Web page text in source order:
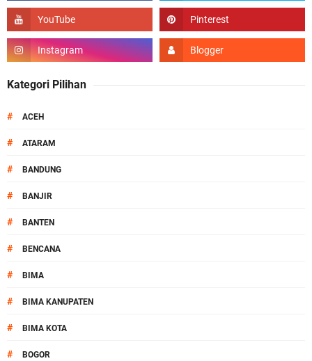
Kategori Pilihan
# ACEH
# ATARAM
# BANDUNG
# BANJIR
# BANTEN
# BENCANA
# BIMA
# BIMA KANUPATEN
# BIMA KOTA
# BOGOR